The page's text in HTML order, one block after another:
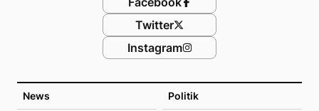
News Politik
Twitter
Instagram